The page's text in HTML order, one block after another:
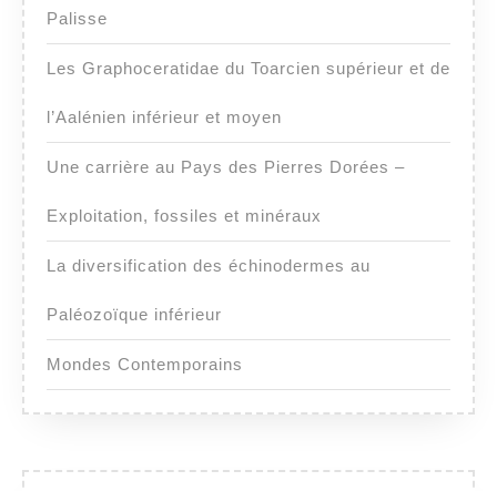
Palisse
Les Graphoceratidae du Toarcien supérieur et de
l’Aalénien inférieur et moyen
Une carrière au Pays des Pierres Dorées –
Exploitation, fossiles et minéraux
La diversification des échinodermes au
Paléozoïque inférieur
Mondes Contemporains